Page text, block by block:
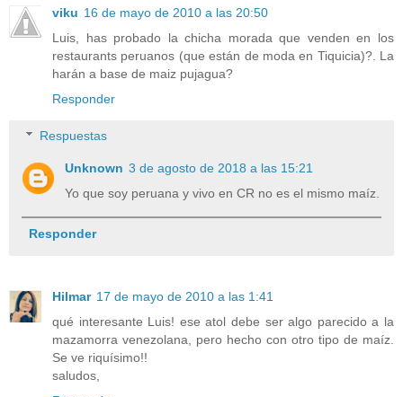
viku 16 de mayo de 2010 a las 20:50
Luis, has probado la chicha morada que venden en los
restaurants peruanos (que están de moda en Tiquicia)?. La
harán a base de maiz pujagua?
Responder
Respuestas
Unknown 3 de agosto de 2018 a las 15:21
Yo que soy peruana y vivo en CR no es el mismo maíz.
Responder
Hilmar 17 de mayo de 2010 a las 1:41
qué interesante Luis! ese atol debe ser algo parecido a la
mazamorra venezolana, pero hecho con otro tipo de maíz.
Se ve riquísimo!!
saludos,